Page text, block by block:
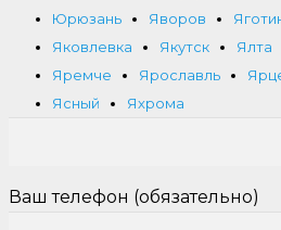
Юрюзань
Яворов
Яковлевка
Якутск Ялта
Яремче
Ярославль
Ясный
Яхрома
Ваш телефон (обязательно)